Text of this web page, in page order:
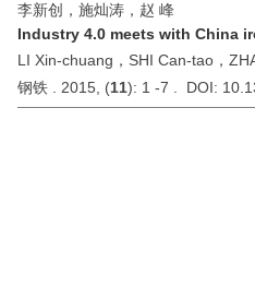
李新创，施灿涛，赵 峰
Industry 4.0 meets with China
LI Xin-chuang，SHI Can-tao，
钢铁 . 2015, (11): 1 -7 . DOI: